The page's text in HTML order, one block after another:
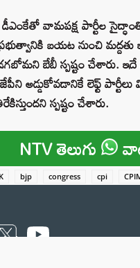
వామపక్ష పార్టీల
బయట నుంచి మద్దతు
బేబీ స్పష్టం
అడ్డుకోవడానికే లెఫ్ట్
స్పష్టం చేశారు.
NTV తెలుగు
bjp congress cpi